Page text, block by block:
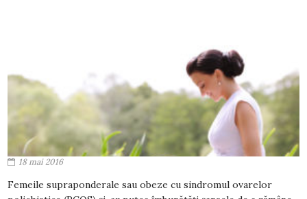
18 mai 2016
Femeile supraponderale sau obeze cu sindromul ovarelor